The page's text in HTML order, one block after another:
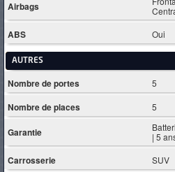
Airbags
ABS Oui
AUTRES
Nombre de portes 5
Nombre de places 5
Garantie
| 5
Carrosserie SUV